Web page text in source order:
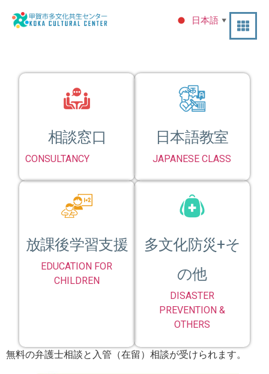
日本語 ▼
相談窓口
CONSULTANCY
日本語教室
JAPANESE CLASS
放課後学習支援
EDUCATION FOR
CHILDREN
多文化防災+そ
の他
DISASTER
PREVENTION &
OTHERS
無料の弁護士相談と入管（在留）相談が受けられます。